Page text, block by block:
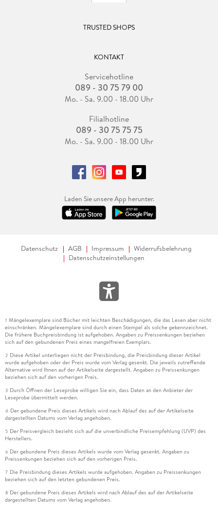
TRUSTED SHOPS
KONTAKT
Servicehotline
089 - 30 75 79 00
Mo. - Sa. 9.00 - 18.00 Uhr
Filialhotline
089 - 30 75 75 75
Mo. - Sa. 9.00 - 18.00 Uhr
Laden Sie unsere App herunter.
Datenschutz AGB Impressum
Widerrufsbelehrung
Datenschutzeinstellungen
1 Mängelexemplare sind Bücher mit leichten Beschädigungen, die das Lesen aber nicht
einschränken. Mängelexemplare sind durch einen Stempel als solche gekennzeichnet.
Die frühere Buchpreisbindung ist aufgehoben. Angaben zu Preissenkungen beziehen
sich auf den gebundenen Preis eines mangelfreien Exemplars.
2 Diese Artikel unterliegen nicht der Preisbindung, die Preisbindung dieser Artikel
wurde aufgehoben oder der Preis wurde vom Verlag gesenkt. Die jeweils zutreffende
Alternative wird Ihnen auf der Artikelseite dargestellt. Angaben zu Preissenkungen
beziehen sich auf den vorherigen Preis.
3 Durch Öffnen der Leseprobe willigen Sie ein, dass Daten an den Anbieter der
Leseprobe übermittelt werden.
4 Der gebundene Preis dieses Artikels wird nach Ablauf des auf der Artikelseite
dargestellten Datums vom Verlag angehoben.
5 Der Preisvergleich bezieht sich auf die unverbindliche Preisempfehlung (UVP) des
Herstellers.
6 Der gebundene Preis dieses Artikels wurde vom Verlag gesenkt. Angaben zu
Preissenkungen beziehen sich auf den vorherigen Preis.
7 Die Preisbindung dieses Artikels wurde aufgehoben. Angaben zu Preissenkungen
beziehen sich auf den letzten gebundenen Preis.
8 Der gebundene Preis dieses Artikels wird nach Ablauf des auf der Artikelseite
dargestellten Datums vom Verlag angehoben.